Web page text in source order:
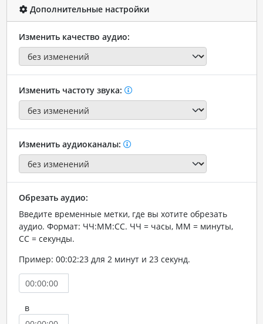
Дополнительные настройки
Изменить качество аудио:
Изменить частоту звука:
Изменить аудиоканалы:
Обрезать аудио:
Введите временные метки, где вы хотите обрезать
аудио. Формат: ЧЧ:ММ:СС. ЧЧ = часы, ММ = минуты,
СС = секунды.
Пример: 00:02:23 для 2 минут и 23 секунд.
в